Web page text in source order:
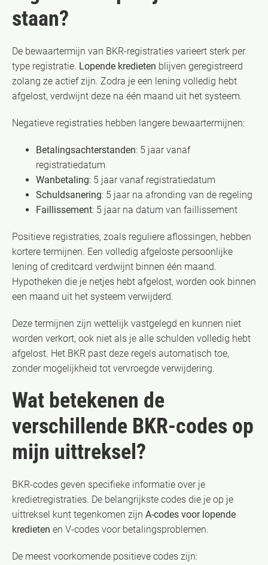
staan?
De bewaartermijn van BKR-registraties varieert sterk per
type registratie. Lopende kredieten blijven geregistreerd
zolang ze actief zijn. Zodra je een lening volledig hebt
afgelost, verdwijnt deze na één maand uit het systeem.
Negatieve registraties hebben langere bewaartermijnen:
Betalingsachterstanden: 5 jaar vanaf
registratiedatum
Wanbetaling: 5 jaar vanaf registratiedatum
Schuldsanering: 5 jaar na afronding van de regeling
Faillissement: 5 jaar na datum van faillissement
Positieve registraties, zoals reguliere aflossingen, hebben
kortere termijnen. Een volledig afgeloste persoonlijke
lening of creditcard verdwijnt binnen één maand.
Hypotheken die je netjes hebt afgelost, worden ook binnen
een maand uit het systeem verwijderd.
Deze termijnen zijn wettelijk vastgelegd en kunnen niet
worden verkort, ook niet als je alle schulden volledig hebt
afgelost. Het BKR past deze regels automatisch toe,
zonder mogelijkheid tot vervroegde verwijdering.
Wat betekenen de
verschillende BKR-codes op
mijn uittreksel?
BKR-codes geven specifieke informatie over je
kredietregistraties. De belangrijkste codes die je op je
uittreksel kunt tegenkomen zijn A-codes voor lopende
kredieten en V-codes voor betalingsproblemen.
De meest voorkomende positieve codes zijn: